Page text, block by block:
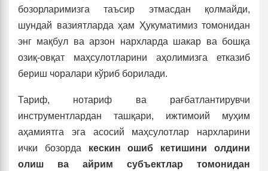
бозорларимизга таъсир этмасдан қолмайди,
шундай вазиятларда ҳам Ҳукуматимиз томонидан
энг мақбул ва арзон нархларда шакар ва бошқа
озиқ-овқат маҳсулотларини аҳолимизга етказиб
бериш чоралари кўриб борилади.
Тариф, нотариф ва рағбатлантирувчи
инструментлардан ташқари, ижтимоий муҳим
аҳамиятга эга асосий маҳсулотлар нархларини
ички бозорда кескин ошиб кетишини олдини
олиш ва айрим субъектлар томонидан